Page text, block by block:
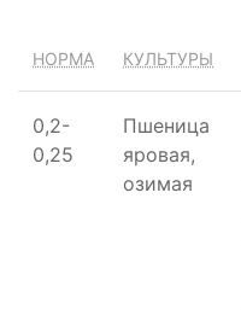
НОРМА КУЛЬТУРЫ
0,2-
0,25
Пшеница
яровая,
озимая